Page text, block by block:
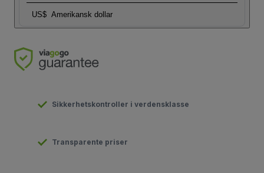
US$ Amerikansk dollar
Sikkerhetskontroller i verdensklasse
Transparente priser